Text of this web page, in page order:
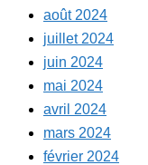
août 2024
juillet 2024
juin 2024
mai 2024
avril 2024
mars 2024
février 2024